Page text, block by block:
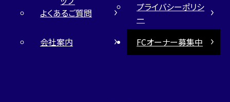
よくあるご質問
プライバシーポリシ
ー
会社案内
FCオーナー募集中